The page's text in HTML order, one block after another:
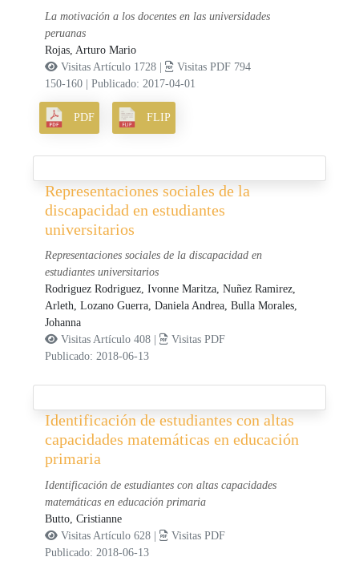
La motivación a los docentes en las universidades
peruanas
Rojas, Arturo Mario
Visitas Artículo 1728 |
Visitas PDF 794
150-160
|Publicado: 2017-04-01
PDF FLIP
Representaciones sociales de la
discapacidad en estudiantes
universitarios
Representaciones sociales de la discapacidad en
estudiantes universitarios
Rodriguez Rodriguez, Ivonne Maritza,Nuñez Ramirez,
Arleth,Lozano Guerra, Daniela Andrea,Bulla Morales,
Johanna
Visitas Artículo 408 |
Visitas PDF
Publicado: 2018-06-13
Identificación de estudiantes con altas
capacidades matemáticas en educación
primaria
Identificación de estudiantes con altas capacidades
matemáticas en educación primaria
Butto, Cristianne
Visitas Artículo 628 |
Visitas PDF
Publicado: 2018-06-13